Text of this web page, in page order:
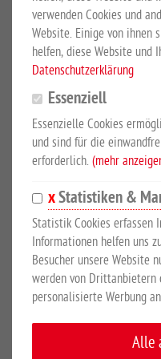
ist im vorderen Bereich an
Durch die kompakte
Putz- oder Waschplatz
Ventilatoren sorgt für eine
Pferd.
Leistung: 3300 Watt;
Lampenfassung:
m3; Material:
Lieferumfang:
Stecker, Ösen am Solarium,
mm Länge x 1190 mm
Gesund fürs Pferd
Gute Durchblutung
verwenden Cookies und
Website. Einige von ihnen
helfen, diese Website und
Datenschutzerklärung
Essenziell
Essenzielle Cookies
und sind für die
erforderlich. (mehr
Statistiken &
Statistik Cookies erfassen
Informationen helfen uns
Besucher unsere Website
werden von Drittanbietern
personalisierte Werbung
Alle